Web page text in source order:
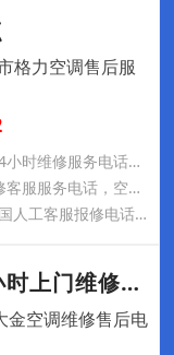
格力空调售后服
北京密云县格力空调全国售后人工客服24小时维修服务电话，格力空调移机，专业稳妥有保障
北京怀柔县格力空调售后24小时人工维修客服服务电话，空调深度清洗，洁净健康送风
北京格力(GREE)24小时售后服务热线-全国人工客服报修电话.格力空调24小时维修服务电话，格力售后热线，全天随叫随到
苏州大金空调全国售后24小时上门维修中心
金空调维修售后电